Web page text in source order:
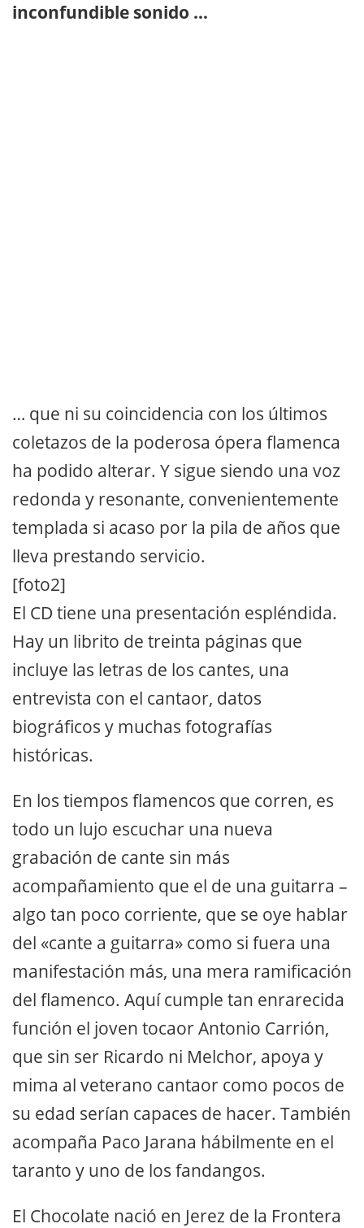
inconfundible sonido …
… que ni su coincidencia con los últimos
coletazos de la poderosa ópera flamenca
ha podido alterar. Y sigue siendo una voz
redonda y resonante, convenientemente
templada si acaso por la pila de años que
lleva prestando servicio.
[foto2]
El CD tiene una presentación espléndida.
Hay un librito de treinta páginas que
incluye las letras de los cantes, una
entrevista con el cantaor, datos
biográficos y muchas fotografías
históricas.
En los tiempos flamencos que corren, es
todo un lujo escuchar una nueva
grabación de cante sin más
acompañamiento que el de una guitarra –
algo tan poco corriente, que se oye hablar
del «cante a guitarra» como si fuera una
manifestación más, una mera ramificación
del flamenco. Aquí cumple tan enrarecida
función el joven tocaor Antonio Carrión,
que sin ser Ricardo ni Melchor, apoya y
mima al veterano cantaor como pocos de
su edad serían capaces de hacer. También
acompaña Paco Jarana hábilmente en el
taranto y uno de los fandangos.
El Chocolate nació en Jerez de la Frontera